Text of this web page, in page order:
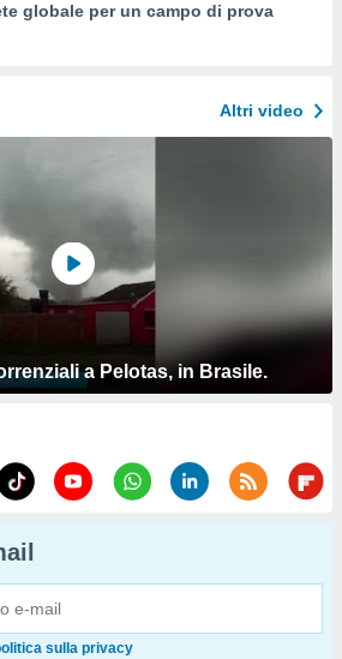
globale per un campo di prova
Altri video
a Pelotas, in Brasile.
sulla privacy